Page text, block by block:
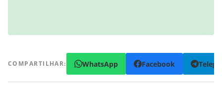
COMPARTILHAR: WhatsApp Facebook